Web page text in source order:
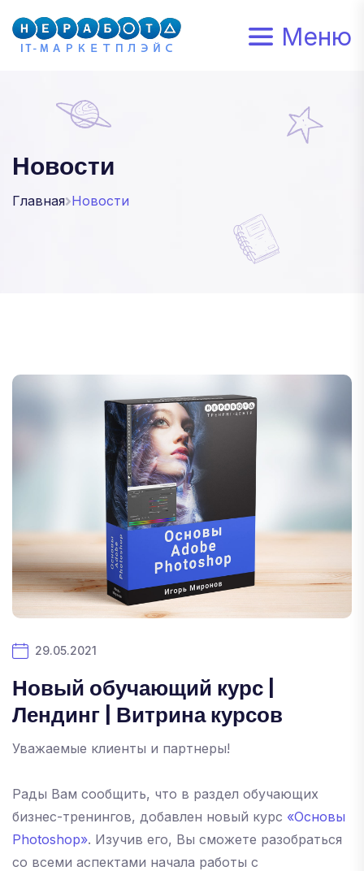
Меню
Новости
Главная Новости
29.05.2021
Новый обучающий курс |
Лендинг | Витрина курсов
Уважаемые клиенты и партнеры!
Рады Вам сообщить, что в раздел обучающих
бизнес-тренингов, добавлен новый курс «Основы
Photoshop». Изучив его, Вы сможете разобраться
со всеми аспектами начала работы с